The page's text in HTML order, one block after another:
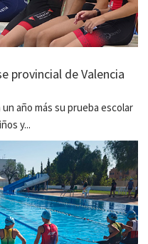
provincial de Valencia
año más su prueba escolar
y...